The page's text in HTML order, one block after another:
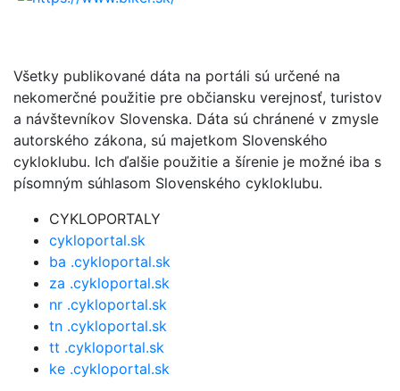
Všetky publikované dáta na portáli sú určené na
nekomerčné použitie pre občiansku verejnosť, turistov
a návštevníkov Slovenska. Dáta sú chránené v zmysle
autorského zákona, sú majetkom Slovenského
cykloklubu. Ich ďalšie použitie a šírenie je možné iba s
písomným súhlasom Slovenského cykloklubu.
CYKLOPORTALY
cykloportal.sk
ba .cykloportal.sk
za .cykloportal.sk
nr .cykloportal.sk
tn .cykloportal.sk
tt .cykloportal.sk
ke .cykloportal.sk